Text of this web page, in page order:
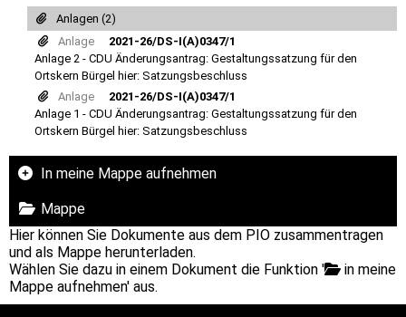
Anlagen (2)
Anlage
2021-26/DS-I(A)0347/1
Anlage 2 - CDU Änderungsantrag: Gestaltungssatzung für den
Ortskern Bürgel hier: Satzungsbeschluss
Anlage
2021-26/DS-I(A)0347/1
Anlage 1 - CDU Änderungsantrag: Gestaltungssatzung für den
Ortskern Bürgel hier: Satzungsbeschluss
In meine Mappe aufnehmen
Mappe
Hier können Sie Dokumente aus dem PIO zusammentragen
und als Mappe herunterladen.
Wählen Sie dazu in einem Dokument die Funktion '
in meine
Mappe aufnehmen' aus.